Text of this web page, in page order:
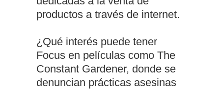
productos a través de internet.
¿Qué interés puede tener
Focus en películas como The
Constant Gardener, donde se
denuncian prácticas asesinas